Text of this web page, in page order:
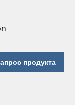
продукта